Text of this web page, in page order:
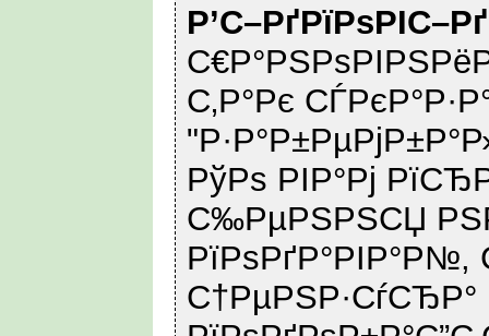
С‚Р°Рє
РўРѕ РІР°Рј
С‰РµРЅРЅСЏ
РїРѕРґР°РІР°Р№,